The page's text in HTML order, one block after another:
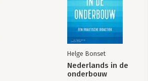
Helge Bonset
Nederlands in de
onderbouw